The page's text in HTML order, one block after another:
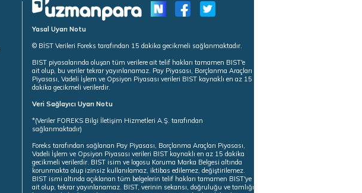
Yasal Uyarı Notu
© BİST Verileri Foreks tarafından 15 dakika gecikmeli sağlanmaktadır.
BIST piyasalarında oluşan tüm verilere ait telif hakları tamamen BIST'e
ait olup, bu veriler tekrar yayınlanamaz. Pay Piyasası, Borçlanma Araçları
Piyasası, Vadeli İşlem ve Opsiyon Piyasası verileri BIST kaynaklı en az 15
dakika gecikmeli verilerdir.
Veri Sağlayıcı Uyarı Notu
*(Veriler FOREKS Bilgi İletişim Hizmetleri A.Ş. tarafından
sağlanmaktadır)
Foreks tarafından sağlanan Pay Piyasası, Borçlanma Araçları Piyasası,
Vadeli İşlem ve Opsiyon Piyasası verileri BIST kaynaklı en az 15 dakika
gecikmeli verilerdir. BIST isim ve logosu Koruma Marka Belgesi altında
korunmakta olup izinsiz kullanılamaz, iktibas edilemez, değiştirilemez.
BIST ismi altında açıklanan tüm belgelerin telif hakları tamamen BIST'ye
ait olup, tekrar yayınlanamaz. BIST, verinin sekansı, doğruluğu ve tamlığı